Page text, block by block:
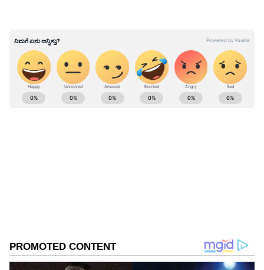
ಐಪಿಎಲ್‌ ಆರಂಭಕ್ಕೆ 10 ತಿಂಗಳು ಮಾತ್ರ, ಟೆಸ್ಟ್ ಫೈನಲ್
ಸೋತ ಬೆನ್ನಲ್ಲೇ ಅಭಿಮಾನಿಗಳ ಆಕ್ರೋಶ!
ABOUT THE AUTHOR